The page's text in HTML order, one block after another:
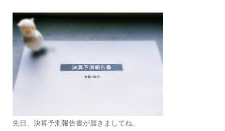
先日、決算予測報告書が届きましてね。